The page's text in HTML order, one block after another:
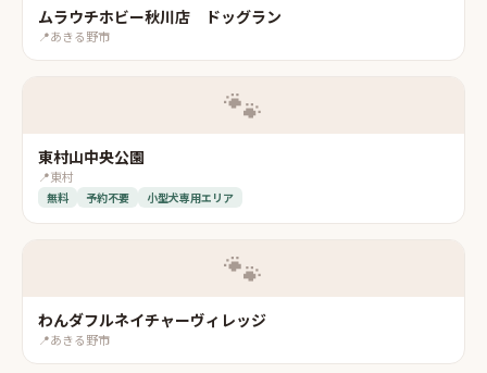
ムラウチホビー秋川店 ドッグラン
📍あきる野市
🐾
東村山中央公園
📍東村
無料 予約不要 小型犬専用エリア
🐾
わんダフルネイチャーヴィレッジ
📍あきる野市